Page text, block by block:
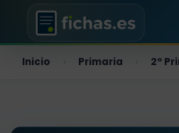
Inicio Primaria 2º